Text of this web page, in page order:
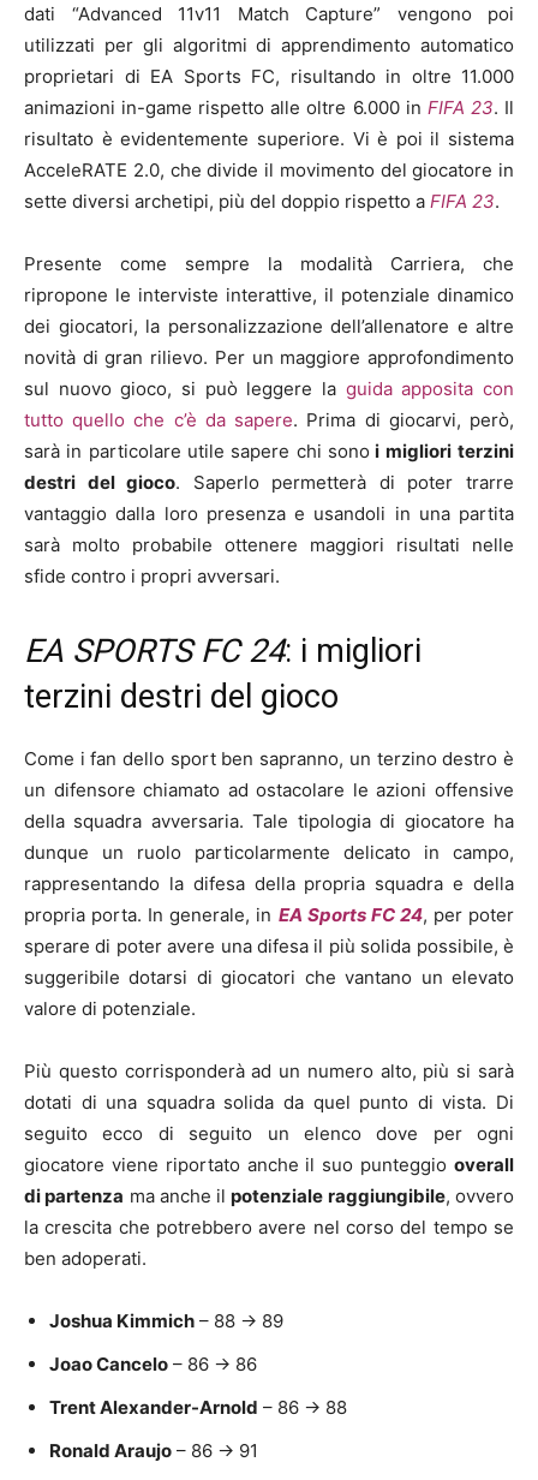
dati “Advanced 11v11 Match Capture” vengono poi
utilizzati per gli algoritmi di apprendimento automatico
proprietari di EA Sports FC, risultando in oltre 11.000
animazioni in-game rispetto alle oltre 6.000 in FIFA 23. Il
risultato è evidentemente superiore. Vi è poi il sistema
AcceleRATE 2.0, che divide il movimento del giocatore in
sette diversi archetipi, più del doppio rispetto a FIFA 23.
Presente come sempre la modalità Carriera, che
ripropone le interviste interattive, il potenziale dinamico
dei giocatori, la personalizzazione dell’allenatore e altre
novità di gran rilievo. Per un maggiore approfondimento
sul nuovo gioco, si può leggere la guida apposita con
tutto quello che c’è da sapere. Prima di giocarvi, però,
sarà in particolare utile sapere chi sono i migliori terzini
destri del gioco. Saperlo permetterà di poter trarre
vantaggio dalla loro presenza e usandoli in una partita
sarà molto probabile ottenere maggiori risultati nelle
sfide contro i propri avversari.
EA SPORTS FC 24: i migliori
terzini destri del gioco
Come i fan dello sport ben sapranno, un terzino destro è
un difensore chiamato ad ostacolare le azioni offensive
della squadra avversaria. Tale tipologia di giocatore ha
dunque un ruolo particolarmente delicato in campo,
rappresentando la difesa della propria squadra e della
propria porta. In generale, in EA Sports FC 24, per poter
sperare di poter avere una difesa il più solida possibile, è
suggeribile dotarsi di giocatori che vantano un elevato
valore di potenziale.
Più questo corrisponderà ad un numero alto, più si sarà
dotati di una squadra solida da quel punto di vista. Di
seguito ecco di seguito un elenco dove per ogni
giocatore viene riportato anche il suo punteggio overall
di partenza ma anche ilpotenziale raggiungibile, ovvero
la crescita che potrebbero avere nel corso del tempo se
ben adoperati.
Joshua Kimmich – 88 → 89
Joao Cancelo – 86 → 86
Trent Alexander-Arnold – 86 → 88
Ronald Araujo – 86 → 91